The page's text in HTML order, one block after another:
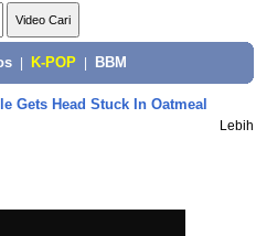
K-POP BBM
Gets Head Stuck In Oatmeal
Lebih